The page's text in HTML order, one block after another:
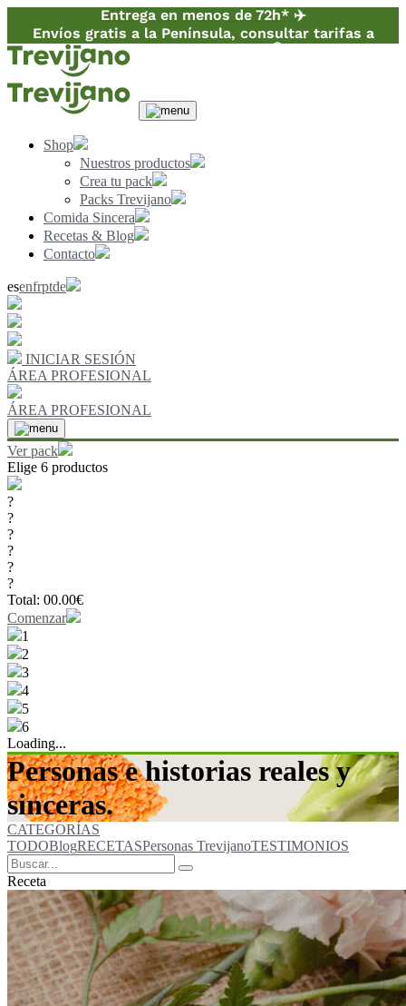
Entrega en menos de 72h* ✈️
Envíos gratis a la Península, consultar tarifas a
Canarias y Baleares 📦
Shop
Nuestros productos
Crea tu pack
Packs Trevijano
Comida Sincera
Recetas & Blog
Contacto
esenfrptde
INICIAR SESIÓN
ÁREA PROFESIONAL
ÁREA PROFESIONAL
Ver pack
Elige 6 productos
?
?
?
?
?
?
Total: 00.00€
Comenzar
1
2
3
4
5
6
Loading...
Personas e historias reales y
sinceras.
CATEGORÍAS
TODOBlogRECETASPersonas TrevijanoTESTIMONIOS
Receta